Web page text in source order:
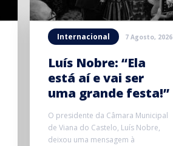
Internacional 7 Agosto, 2026
Luís Nobre: “Ela
está aí e vai ser
uma grande festa!”
O presidente da Câmara Municipal
de Viana do Castelo, Luís Nobre,
deixou uma mensagem à